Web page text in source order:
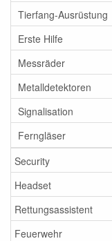
Tierfang-Ausrüstung
Erste Hilfe
Messräder
Metalldetektoren
Signalisation
Ferngläser
Security
Headset
Rettungsassistent
Feuerwehr